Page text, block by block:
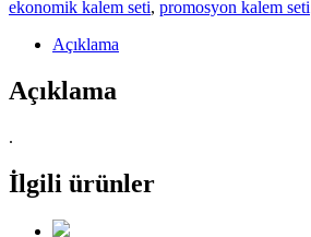
ekonomik kalem seti, promosyon kalem seti
Açıklama
Açıklama
.
İlgili ürünler